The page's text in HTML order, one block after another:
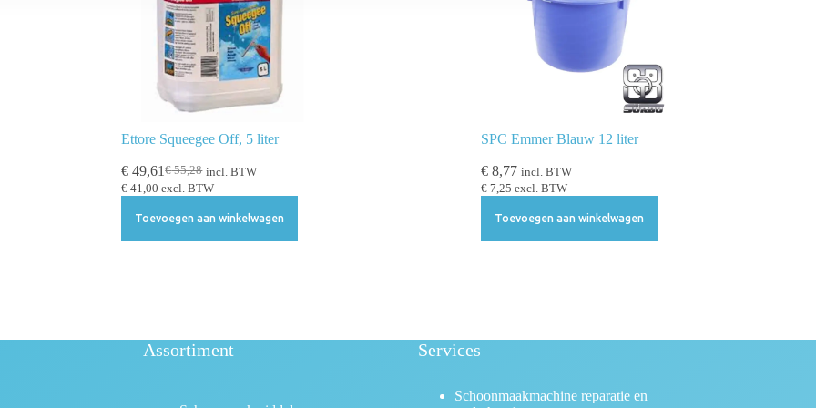
Ettore Squeegee Off, 5 liter
€55,28
€ 49,61
incl. BTW
€ 41,00 excl. BTW
Toevoegen aan winkelwagen
SPC Emmer Blauw 12 liter
€8,77 incl. BTW
€7,25 excl. BTW
Toevoegen aan winkelwagen
Assortiment Services
Schoonmaakmachine reparatie en